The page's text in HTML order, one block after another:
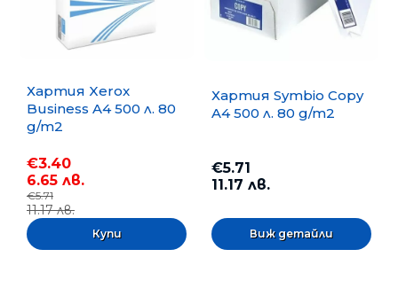
Хартия Xerox
Business A4 500 л. 80
g/m2
€3.40
6.65 лв.
€5.71
11.17 лв.
Хартия Symbio Copy
A4 500 л. 80 g/m2
€5.71
11.17 лв.
Виж детайли